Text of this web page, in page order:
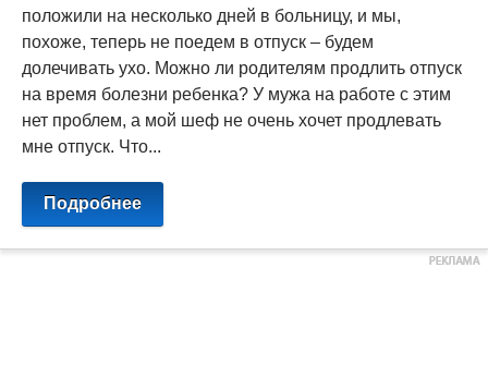
положили на несколько дней в больницу, и мы,
похоже, теперь не поедем в отпуск – будем
долечивать ухо. Можно ли родителям продлить отпуск
на время болезни ребенка? У мужа на работе с этим
нет проблем, а мой шеф не очень хочет продлевать
мне отпуск. Что...
Подробнее